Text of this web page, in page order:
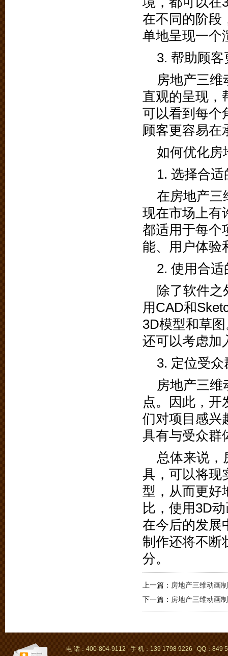
在不同的阶段
单地呈现一个
3. 帮助顾
房地产三
直观的呈现，
可以看到每个
顾客更容易在
如何优化房
1. 选择合适
在房地产三
现在市场上有
都适用于每个
能、用户体验
2. 使用合适
除了软件
用CAD和
3D模型和草
还可以考虑加
3. 定位受众
房地产三
点。因此，开
们对项目感兴
具有与受众群
总体来说，
具，可以将现
型，从而更好
比，使用3D
在今后的发展
制作还将不断
分。
上一篇： 房地产三维动画
下一篇： 房地产三维动画
电 话：400-804-9112 手 机：139 1798 9226 QQ：849